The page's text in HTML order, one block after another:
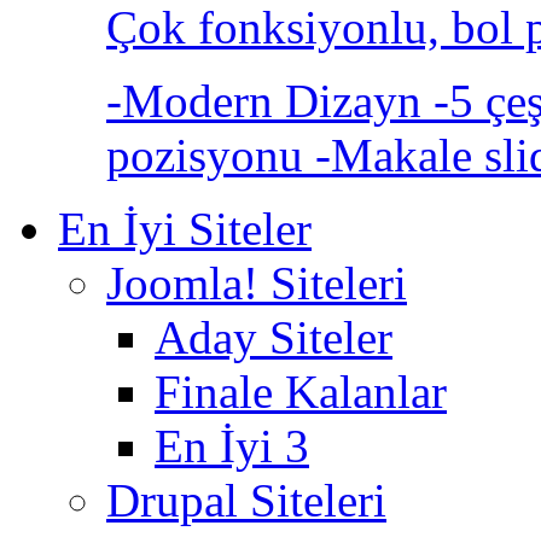
Çok fonksiyonlu, bol
-Modern Dizayn -5
pozisyonu -Makale
En İyi Siteler
Joomla! Siteleri
Aday Siteler
Finale Kalanlar
En İyi 3
Drupal Siteleri